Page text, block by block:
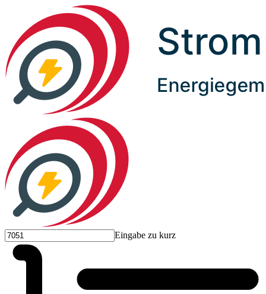
Eingabe zu kurz